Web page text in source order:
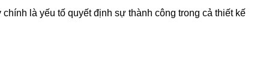
chính là yếu tố quyết định sự thành công trong cả thiết kế